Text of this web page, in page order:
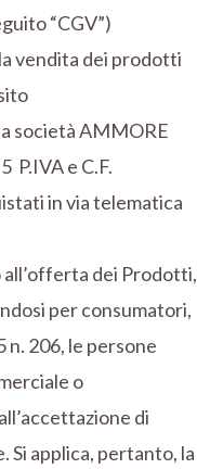
“CGV”)
vendita dei prodotti
società AMMORE
P.IVA e C.F.
in via telematica
all’offerta dei Prodotti,
per consumatori,
n. 206, le persone
o
di
Si applica, pertanto, la